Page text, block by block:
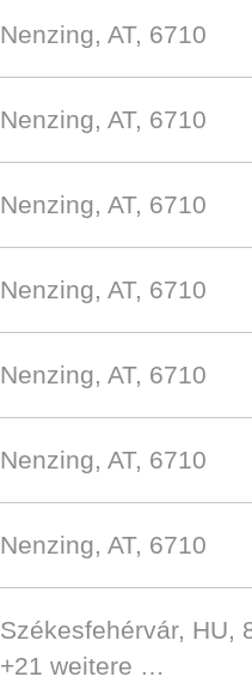
Nenzing, AT, 6710
Nenzing, AT, 6710
Nenzing, AT, 6710
Nenzing, AT, 6710
Nenzing, AT, 6710
Nenzing, AT, 6710
Nenzing, AT, 6710
Székesfehérvár, HU,
+21 weitere …